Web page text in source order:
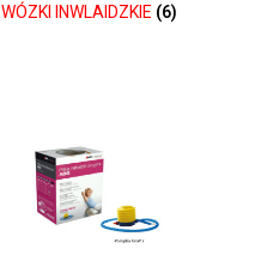
WÓZKI INWLAIDZKIE (6)